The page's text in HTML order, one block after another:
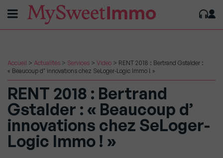
Accueil > Actualités > Services > Video > RENT 2018 : Bertrand Gstalder :
« Beaucoup d’ innovations chez SeLoger-Logic Immo ! »
RENT 2018 : Bertrand
Gstalder : « Beaucoup d’
innovations chez SeLoger-
Logic Immo ! »